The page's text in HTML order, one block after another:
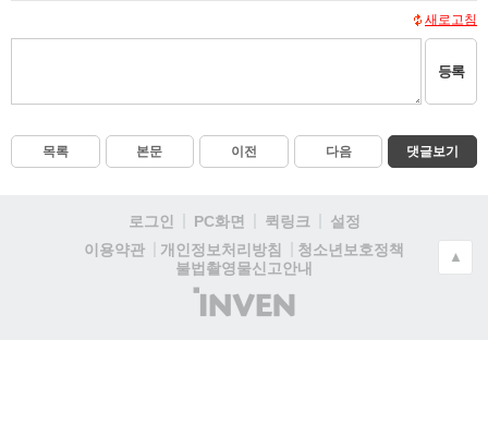
새로고침
등록
목록 본문 이전 다음 댓글보기
로그인 PC화면 퀵링크
설정
이용약관
개인정보처리방침
청소년보호정책
불법촬영물신고안내
(주)
인
▲